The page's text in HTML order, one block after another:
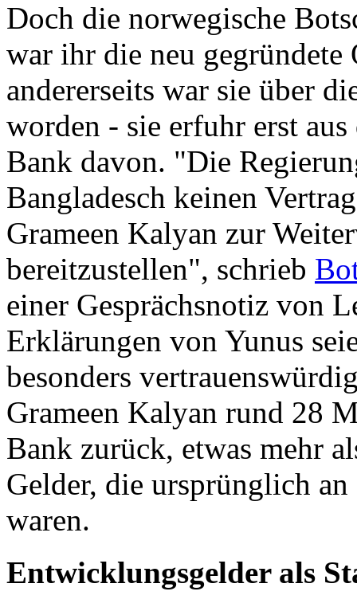
Doch die norwegische
war ihr die neu
andererseits war sie über
worden - sie erfuhr erst
Bank davon. "Die
Bangladesch keinen
Grameen Kalyan zur
bereitzustellen", schrieb
einer Gesprächsnotiz von
Erklärungen von Yunus
besonders
Grameen Kalyan rund 28
Bank zurück, etwas mehr
Gelder, die ursprünglich
waren.
Entwicklungsgelder als